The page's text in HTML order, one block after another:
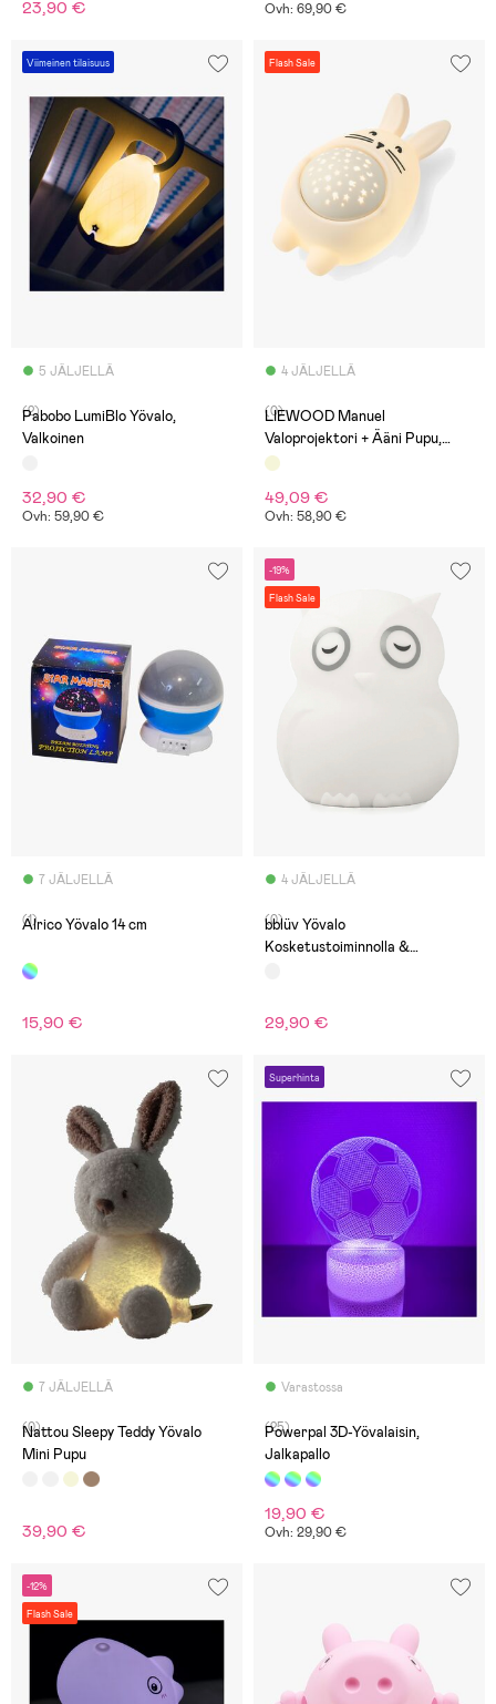
23,90 € Ovh: 69,90 €
Viimeinen tilaisuus
5 JÄLJELLÄ
(2)
Pabobo LumiBlo Yövalo,
Valkoinen
32,90 €
Ovh: 59,90 €
Flash Sale
4 JÄLJELLÄ
(0)
LIEWOOD Manuel
Valoprojektori + Ääni Pupu,
Sandy
49,09 €
Ovh: 58,90 €
7 JÄLJELLÄ
(1)
Alrico Yövalo 14 cm
15,90 €
-19%
Flash Sale
4 JÄLJELLÄ
(0)
bblüv Yövalo
Kosketustoiminnolla &
29,90 €
7 JÄLJELLÄ
(0)
Nattou Sleepy Teddy Yövalo
Mini Pupu
39,90 €
Superhinta
Varastossa
(25)
Powerpal 3D-Yövalaisin,
Jalkapallo
19,90 €
Ovh: 29,90 €
-12%
Flash Sale